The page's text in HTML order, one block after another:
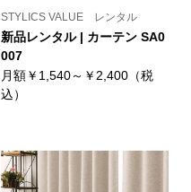
STYLICS VALUE レンタル
新品レンタル | カーテン SA0
007
月額￥1,540～￥2,400（税
込）